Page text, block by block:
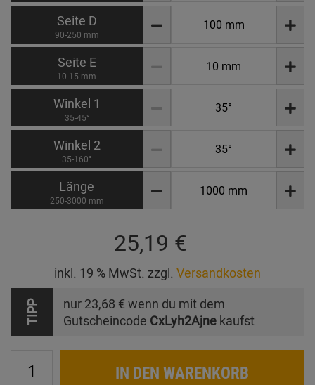
Seite D
90-250 mm
Seite E
10-15 mm
Winkel 1
35-45°
Winkel 2
35-160°
Länge
250-3000 mm
25,19 €
inkl. 19 % MwSt. zzgl. Versandkosten
TIPP nur 23,68 € wenn du mit dem
Gutscheincode CxLyh2Ajne kaufst
IN DEN WARENKORB